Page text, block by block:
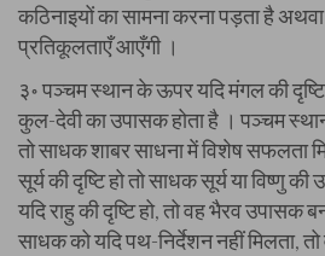
कठिनाइयों का सामना करना पड़ता है
प्रतिकूलताएँ आएँगी ।
३॰ पञ्चम स्थान के ऊपर यदि मंगल की
कुल-देवी का उपासक होता है । पञ्चम
तो साधक शाबर साधना में विशेष सफलता
सूर्य की दृष्टि हो तो साधक सूर्य या विष्णु
यदि राहु की दृष्टि हो, तो वह भैरव उपासक
साधक को यदि पथ-निर्देशन नहीं मिलता,